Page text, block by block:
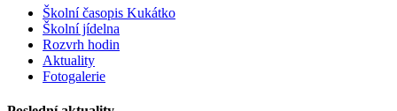
Školní časopis Kukátko
Školní jídelna
Rozvrh hodin
Aktuality
Fotogalerie